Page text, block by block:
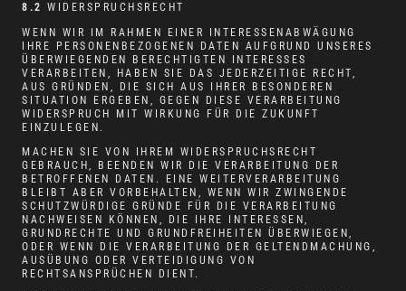
8.2 WIDERSPRUCHSRECHT
WENN WIR IM RAHMEN EINER INTERESSENABWÄGUNG
IHRE PERSONENBEZOGENEN DATEN AUFGRUND UNSERES
ÜBERWIEGENDEN BERECHTIGTEN INTERESSES
VERARBEITEN, HABEN SIE DAS JEDERZEITIGE RECHT,
AUS GRÜNDEN, DIE SICH AUS IHRER BESONDEREN
SITUATION ERGEBEN, GEGEN DIESE VERARBEITUNG
WIDERSPRUCH MIT WIRKUNG FÜR DIE ZUKUNFT
EINZULEGEN.
MACHEN SIE VON IHREM WIDERSPRUCHSRECHT
GEBRAUCH, BEENDEN WIR DIE VERARBEITUNG DER
BETROFFENEN DATEN. EINE WEITERVERARBEITUNG
BLEIBT ABER VORBEHALTEN, WENN WIR ZWINGENDE
SCHUTZWÜRDIGE GRÜNDE FÜR DIE VERARBEITUNG
NACHWEISEN KÖNNEN, DIE IHRE INTERESSEN,
GRUNDRECHTE UND GRUNDFREIHEITEN ÜBERWIEGEN,
ODER WENN DIE VERARBEITUNG DER GELTENDMACHUNG,
AUSÜBUNG ODER VERTEIDIGUNG VON
RECHTSANSPRÜCHEN DIENT.